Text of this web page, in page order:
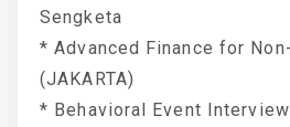
Sengketa
* Advanced Finance for
(JAKARTA)
* Behavioral Event Interview